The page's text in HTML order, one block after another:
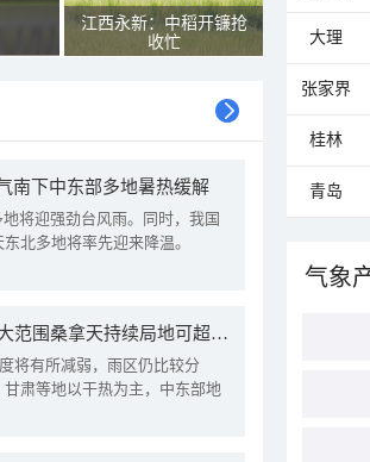
江西永新：中稻开镰抢
收忙
南下中东部多地暑热缓解
将迎强劲台风雨。同时，我国
北多地将率先迎来降温。
我国降雨强度进一步减弱 中东部大范围桑拿天持续局地可超38℃
将有所减弱，雨区仍比较分
肃等地以干热为主，中东部地
大理
张家界
桂林
青岛
气象